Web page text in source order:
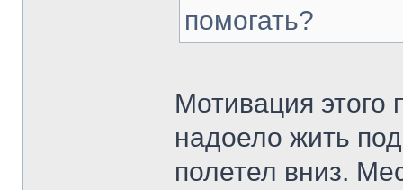
помогать?
Мотивация этого
надоело жить
полетел вниз.